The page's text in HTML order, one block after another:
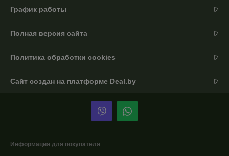
График работы
Полная версия сайта
Политика обработки cookies
Сайт создан на платформе Deal.by
Информация для покупателя